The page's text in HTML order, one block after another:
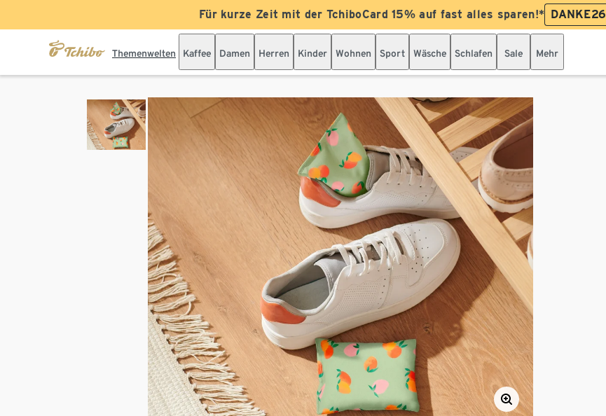
Für kurze Zeit mit der TchiboCard 15% auf fast alles sparen!* DANKE26
Themenwelten Kaffee Damen Herren Kinder Wohnen Sport Wäsche Schlafen Sale Mehr